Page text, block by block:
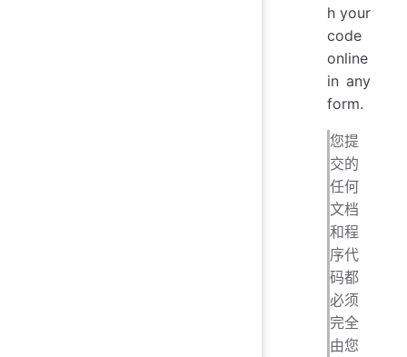
h your
code
online
in any
form.
您提
交的
任何
文档
和程
序代
码都
必须
完全
由您